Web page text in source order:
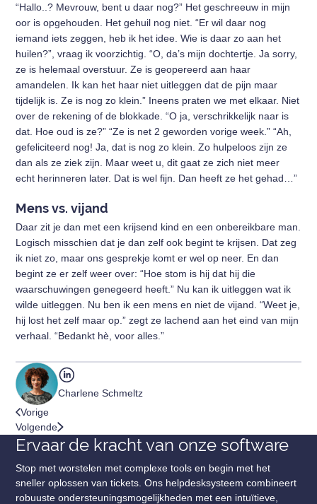
“Hallo..? Mevrouw, bent u daar nog?” Het geschreeuw in mijn
oor is opgehouden. Het gehuil nog niet. “Er wil daar nog
iemand iets zeggen, heb ik het idee. Wie is daar zo aan het
huilen?”, vraag ik voorzichtig. “O, da’s mijn dochtertje. Ja sorry,
ze is helemaal overstuur. Ze is geopereerd aan haar
amandelen. Ik kan het haar niet uitleggen dat de pijn maar
tijdelijk is. Ze is nog zo klein.” Ineens praten we met elkaar. Niet
over de rekening of de blokkade. “O ja, verschrikkelijk naar is
dat. Hoe oud is ze?” “Ze is net 2 geworden vorige week.” “Ah,
gefeliciteerd nog! Ja, dat is nog zo klein. Zo hulpeloos zijn ze
dan als ze ziek zijn. Maar weet u, dit gaat ze zich niet meer
echt herinneren later. Dat is wel fijn. Dan heeft ze het gehad…”
Mens vs. vijand
Daar zit je dan met een krijsend kind en een onbereikbare man.
Logisch misschien dat je dan zelf ook begint te krijsen. Dat zeg
ik niet zo, maar ons gesprekje komt er wel op neer. En dan
begint ze er zelf weer over: “Hoe stom is hij dat hij die
waarschuwingen genegeerd heeft.” Nu kan ik uitleggen wat ik
wilde uitleggen. Nu ben ik een mens en niet de vijand. “Weet je,
hij lost het zelf maar op.” zegt ze lachend aan het eind van mijn
verhaal. “Bedankt hè, voor alles.”
Charlene Schmeltz
Vorige
Volgende
Ervaar de kracht van onze software
Stop met worstelen met complexe tools en begin met het
sneller oplossen van tickets. Ons helpdesksysteem combineert
robuuste ondersteuningsmogelijkheden met een intuïtieve,